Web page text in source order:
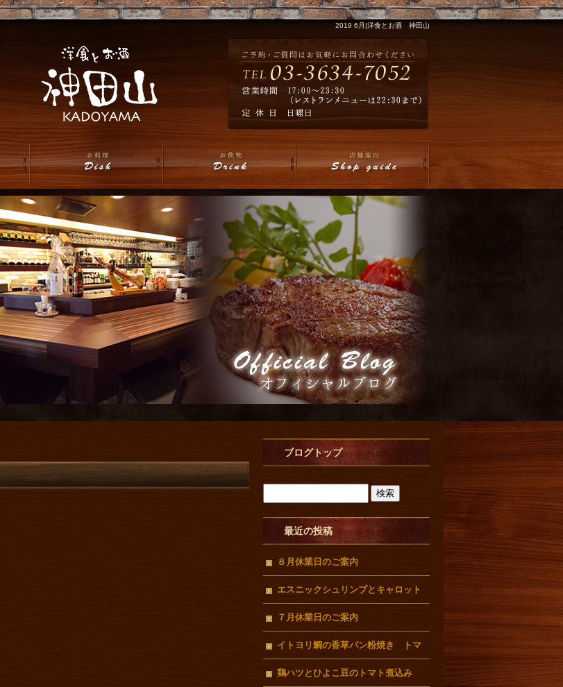
2019 6月|洋食とお酒 神田山
ブログトップ
最近の投稿
８月休業日のご案内
エスニックシュリンプとキャロット
ラぺ
７月休業日のご案内
イトヨリ鯛の香草パン粉焼き トマ
トクリームソース
鶏ハツとひよこ豆のトマト煮込み